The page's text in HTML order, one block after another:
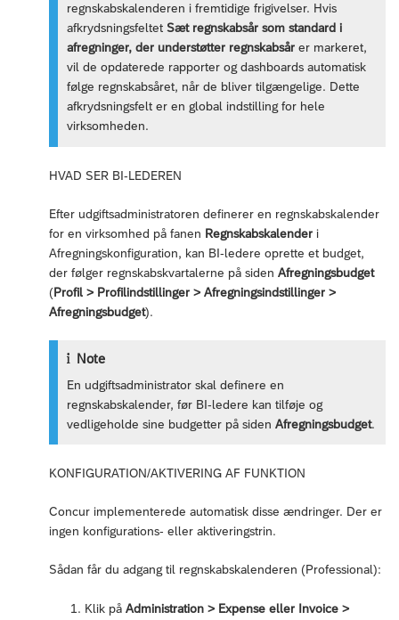
regnskabskalenderen i fremtidige frigivelser. Hvis
afkrydsningsfeltetSæt regnskabsår som standard i
afregninger, der understøtter regnskabsår er markeret,
vil de opdaterede rapporter og dashboards automatisk
følge regnskabsåret, når de bliver tilgængelige. Dette
afkrydsningsfelt er en global indstilling for hele
virksomheden.
HVAD SER BI-LEDEREN
Efter udgiftsadministratoren definerer en regnskabskalender
for en virksomhed på fanen Regnskabskalender i
Afregningskonfiguration, kan BI-ledere oprette et budget,
der følger regnskabskvartalerne på siden Afregningsbudget
(Profil > Profilindstillinger > Afregningsindstillinger >
Afregningsbudget).
Note
En udgiftsadministrator skal definere en
regnskabskalender, før BI-ledere kan tilføje og
vedligeholde sine budgetter på sidenAfregningsbudget.
KONFIGURATION/AKTIVERING AF FUNKTION
Concur implementerede automatisk disse ændringer. Der er
ingen konfigurations- eller aktiveringstrin.
Sådan får du adgang til regnskabskalenderen (Professional):
Klik på Administration > Expense eller Invoice >